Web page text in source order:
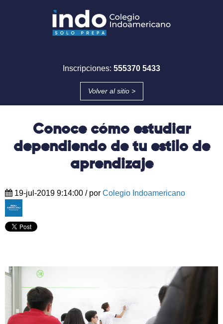
Inscripciones: 555370 5433
Volver al sitio >
Conoce cómo estudiar
dependiendo de tu estilo de
aprendizaje
19-jul-2019 9:14:00 / por Colegio Indoamericano